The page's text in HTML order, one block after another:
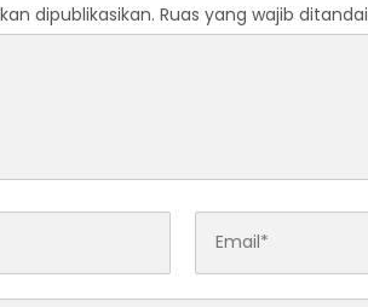
dipublikasikan. Ruas yang wajib ditandai